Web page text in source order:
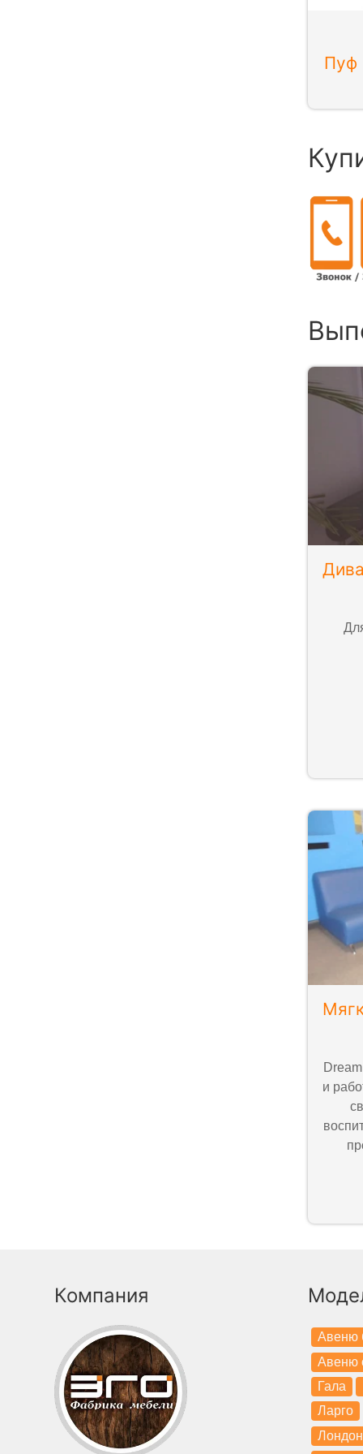
Пуф
и
Компания
Авеню
Авеню
Гала
Ларго